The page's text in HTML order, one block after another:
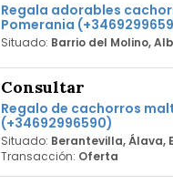
Regala adorables
Pomerania
Situado: Barrio del Molino,
Consultar
Regalo de cachorros
(+34692996590)
Situado: Berantevilla, Álava,
Transacción: Oferta